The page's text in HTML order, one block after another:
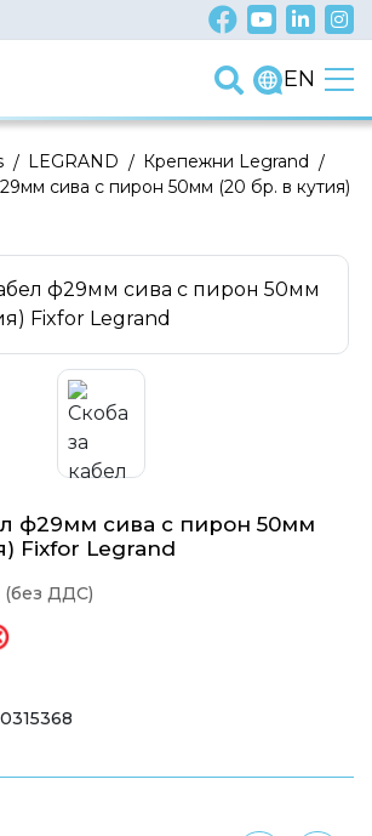
EN
/ /
LEGRAND /
Крепежни Legrand
сива с пирон 50мм (20 бр. в кутия)
ф29мм сива с пирон 50мм
Fixfor Legrand
(без ДДС)